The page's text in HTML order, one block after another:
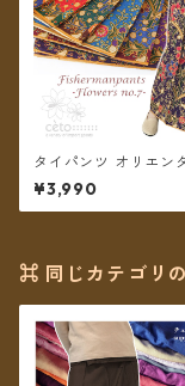
タイパンツ オリエン
ワー 6カラー リゾパ
ング丈【メール便送料
¥3,990
⌘ 同じカテゴリ